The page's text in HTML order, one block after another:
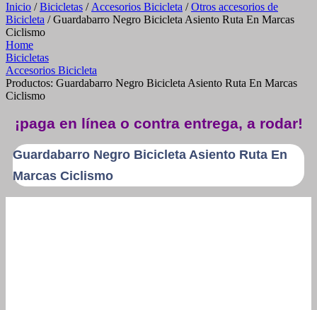
Inicio /Bicicletas / Accesorios Bicicleta /Otros accesorios de
Bicicleta / Guardabarro Negro Bicicleta Asiento Ruta En Marcas
Ciclismo
Home
Bicicletas
Accesorios Bicicleta
Productos: Guardabarro Negro Bicicleta Asiento Ruta En Marcas
Ciclismo
¡paga en línea o contra entrega, a rodar!
Guardabarro Negro Bicicleta Asiento Ruta En
Marcas Ciclismo